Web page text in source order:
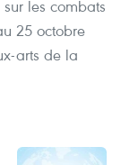
les combats
25 octobre
arts de la